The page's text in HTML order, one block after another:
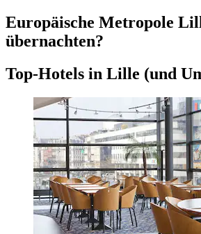
Europäische Metropole
übernachten?
Top-Hotels in Lille (und